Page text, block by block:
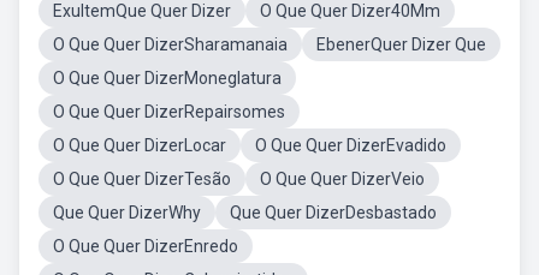
ExultemQue Quer Dizer
O Que Quer Dizer40Mm
O Que Quer DizerSharamanaia
EbenerQuer Dizer Que
O Que Quer DizerMoneglatura
O Que Quer DizerRepairsomes
O Que Quer DizerLocar
O Que Quer DizerEvadido
O Que Quer DizerTesão
O Que Quer DizerVeio
Que Quer DizerWhy
Que Quer DizerDesbastado
O Que Quer DizerEnredo